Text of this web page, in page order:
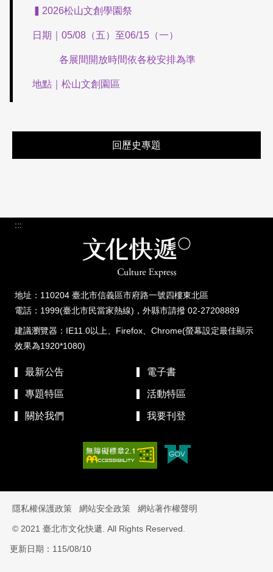
▍2026松山文創學園祭
日期｜05/08（五）至06/15（一）
各展間開放時間依各校安排為準
地點｜松山文創園區
回歷史專題
:::
地址：110204 臺北市信義區市府路一號四樓東北區
電話：1999(臺北市民當家熱線)，外縣市請撥 02-27208889
建議瀏覽器：IE11.0以上、Firefox、Chrome(螢幕設定最佳顯示
效果為1920*1080)
最新公告 電子書
專題特區 活動特區
關於我們 我要刊登
隱私權保護政策 網站安全政策 網站著作權聲明
© 2021 臺北市文化快遞. All Rights Reserved.
更新日期：115/08/10